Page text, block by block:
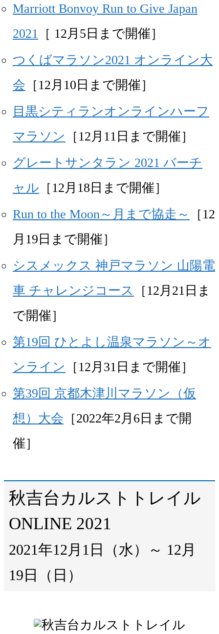
Marriott Bonvoy Run to Give Japan
2021 ［ 12月5日まで開催］
つくばマラソン2021 オンライン大
会 ［12月10日まで開催］
目黒シティランオンラインハーフ
マラソン
［12月11日まで開催］
グレートサンタラン 2021 バーチ
ャル ［12月18日まで開催］
Run to the Moon～月まで協走～
［12
月19日まで開催］
シスメックス 神戸マラソン 山陽電
車 チャレンジコース
［12月21日ま
で開催］
第19回 ひとよし温泉マラソン～オ
ンライン
［12月31日まで開催］
第39回 京都木津川マラソン（仮
想）大会 ［2022年2月6日まで開
催］
秋吉台カルストトレイル
ONLINE 2021
2021年12月1日（水）～ 12月
19日（日）